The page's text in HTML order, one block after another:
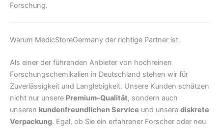
Forschung.
Warum MedicStoreGermany der richtige Partner ist
Als einer der führenden Anbieter von hochreinen
Forschungschemikalien in Deutschland stehen wir für
Zuverlässigkeit und Langlebigkeit. Unsere Kunden schätzen
nicht nur unsere Premium-Qualität, sondern auch
unseren kundenfreundlichen Service und unsere diskrete
Verpackung. Egal, ob Sie ein erfahrener Forscher oder neu